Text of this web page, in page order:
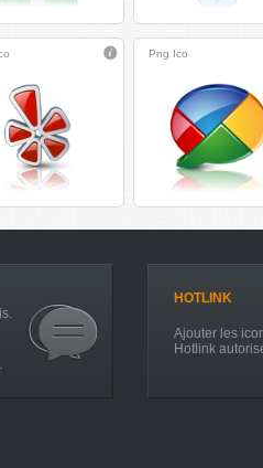
Png Ico
HOTLINK
Ajouter les
Hotlink